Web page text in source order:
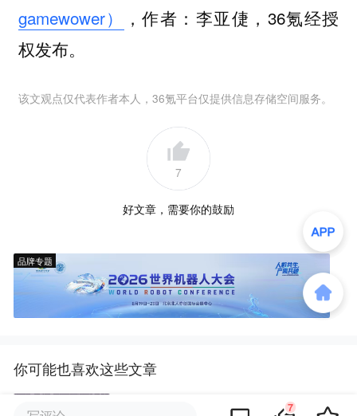
gamewower）
，作者：李亚倢，36氪经授
权发布。
该文观点仅代表作者本人，36氪平台仅提供信息存储空间服务。
7
好文章，需要你的鼓励
品牌专题
你可能也喜欢这些文章
7